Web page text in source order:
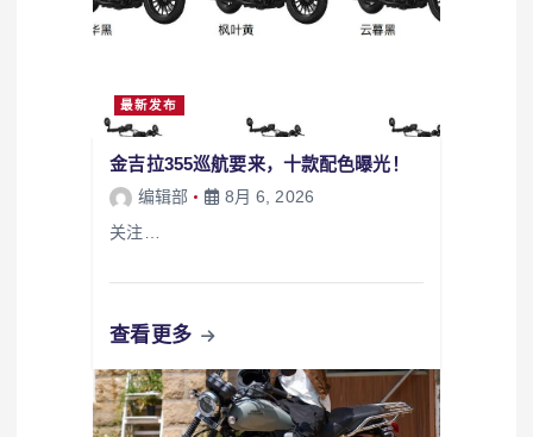
最新发布
金吉拉355巡航要来，十款配色曝光！
编辑部
8月 6, 2026
关注…
查看更多